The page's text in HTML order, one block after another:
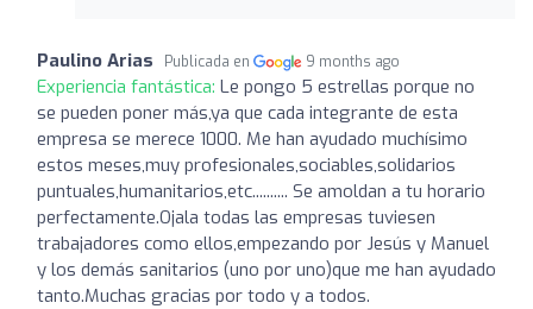
Paulino Arias Publicada en 9 months ago
Experiencia fantástica: Le pongo 5 estrellas porque no
se pueden poner más,ya que cada integrante de esta
empresa se merece 1000. Me han ayudado muchísimo
estos meses,muy profesionales,sociables,solidarios
puntuales,humanitarios,etc.......... Se amoldan a tu horario
perfectamente.Ojala todas las empresas tuviesen
trabajadores como ellos,empezando por Jesús y Manuel
y los demás sanitarios (uno por uno)que me han ayudado
tanto.Muchas gracias por todo y a todos.